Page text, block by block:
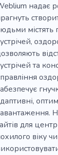
надає
містять
та
для
віку